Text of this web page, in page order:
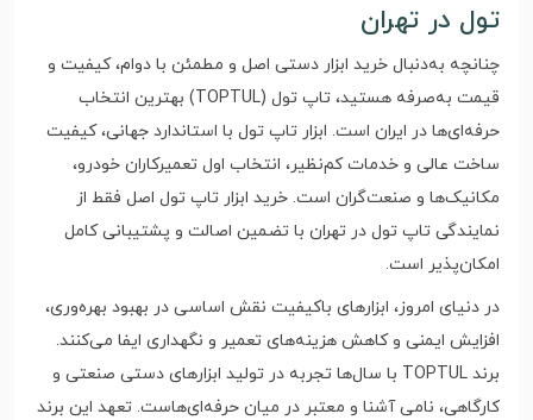
تول در تهران
چنانچه به‌دنبال خرید ابزار دستی اصل و مطمئن با دوام، کیفیت و
قیمت به‌صرفه هستید، تاپ تول (TOPTUL) بهترین انتخاب
حرفه‌ای‌ها در ایران است. ابزار تاپ تول با استاندارد جهانی، کیفیت
ساخت عالی و خدمات کم‌نظیر، انتخاب اول تعمیرکاران خودرو،
مکانیک‌ها و صنعت‌گران است. خرید ابزار تاپ تول اصل فقط از
نمایندگی تاپ تول در تهران با تضمین اصالت و پشتیبانی کامل
امکان‌پذیر است.
در دنیای امروز، ابزارهای باکیفیت نقش اساسی در بهبود بهره‌وری،
افزایش ایمنی و کاهش هزینه‌های تعمیر و نگهداری ایفا می‌کنند.
برند TOPTUL با سال‌ها تجربه در تولید ابزارهای دستی صنعتی و
کارگاهی، نامی آشنا و معتبر در میان حرفه‌ای‌هاست. تعهد این برند